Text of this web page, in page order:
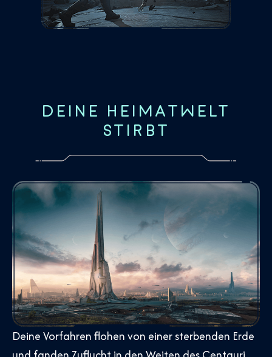
DEINE HEIMATWELT
STIRBT
Deine Vorfahren flohen von einer sterbenden Erde